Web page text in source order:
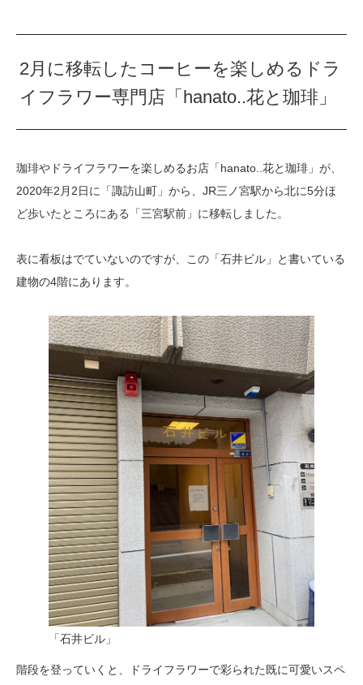
2月に移転したコーヒーを楽しめるドラ
イフラワー専門店「hanato..花と珈琲」
珈琲やドライフラワーを楽しめるお店「hanato..花と珈琲」が、
2020年2月2日に「諏訪山町」から、JR三ノ宮駅から北に5分ほ
ど歩いたところにある「三宮駅前」に移転しました。
表に看板はでていないのですが、この「石井ビル」と書いている
建物の4階にあります。
「石井ビル」
階段を登っていくと、ドライフラワーで彩られた既に可愛いスペ